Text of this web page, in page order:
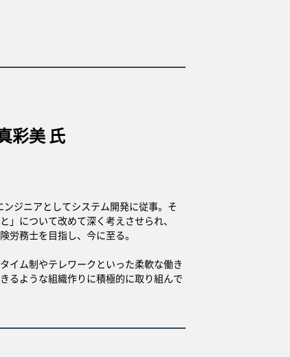
彩美 氏
ジニアとしてシステム開発に従事。そ
」について改めて深く考えさせられ、
労務士を目指し、今に至る。
イム制やテレワークといった柔軟な働き
るような組織作りに積極的に取り組んで